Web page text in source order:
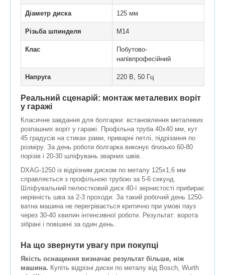
Діаметр диска 125 мм
Різьба шпинделя M14
Клас
Побутово-
напівпрофесійний
Напруга 220 В, 50 Гц
Реальний сценарій: монтаж металевих воріт
у гаражі
Класичне завдання для болгарки: встановлення металевих
розпашних воріт у гаражі. Профільна труба 40х40 мм, кут
45 градусів на стиках рами, приварні петлі, підрізання по
розміру. За день роботи болгарка виконує близько 60-80
порізів і 20-30 шліфувань зварних швів.
DXAG-1250 із відрізним диском по металу 125x1,6 мм
справляється з профільною трубою за 5-6 секунд.
Шліфувальний пелюстковий диск 40-ї зернистості прибирає
нерівність шва за 2-3 проходи. За такий робочий день 1250-
ватна машина не перегрівається критично при умові пауз
через 30-40 хвилин інтенсивної роботи. Результат: ворота
зібрані і повішені за один день.
На що звернути увагу при покупці
Якість оснащення визначає результат більше, ніж
машина. Купіть відрізні диски по металу від Bosch, Wurth